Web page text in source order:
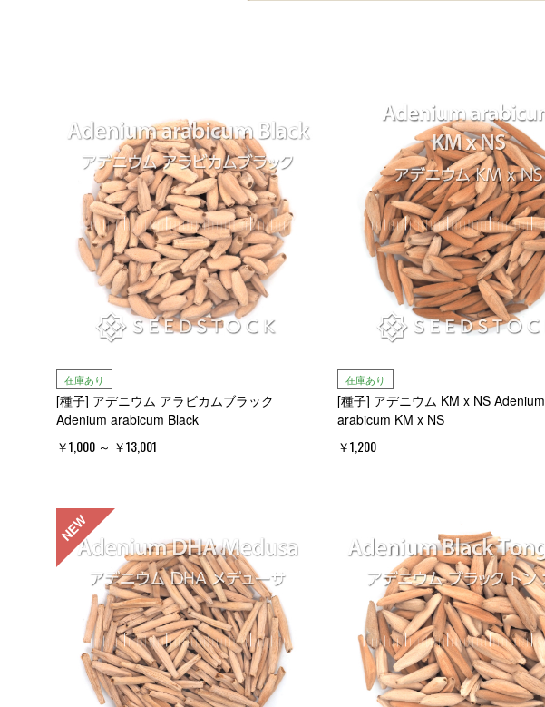
在庫あり
[種子] アデニウム アラビカムブラック
Adenium arabicum Black
￥1,000 ～ ￥13,001
在庫あり
[種子] アデニウム KM x NS Adenium
arabicum KM x NS
￥1,200
NEW